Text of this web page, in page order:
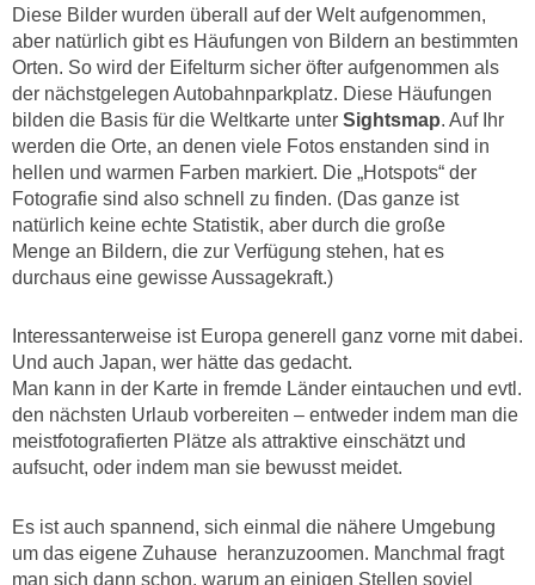
Diese Bilder wurden überall auf der Welt aufgenommen,
aber natürlich gibt es Häufungen von Bildern an bestimmten
Orten. So wird der Eifelturm sicher öfter aufgenommen als
der nächstgelegen Autobahnparkplatz. Diese Häufungen
bilden die Basis für die Weltkarte unter Sightsmap. Auf Ihr
werden die Orte, an denen viele Fotos enstanden sind in
hellen und warmen Farben markiert. Die „Hotspots“ der
Fotografie sind also schnell zu finden. (Das ganze ist
natürlich keine echte Statistik, aber durch die große
Menge an Bildern, die zur Verfügung stehen, hat es
durchaus eine gewisse Aussagekraft.)
Interessanterweise ist Europa generell ganz vorne mit dabei.
Und auch Japan, wer hätte das gedacht.
Man kann in der Karte in fremde Länder eintauchen und evtl.
den nächsten Urlaub vorbereiten – entweder indem man die
meistfotografierten Plätze als attraktive einschätzt und
aufsucht, oder indem man sie bewusst meidet.
Es ist auch spannend, sich einmal die nähere Umgebung
um das eigene Zuhause heranzuzoomen. Manchmal fragt
man sich dann schon, warum an einigen Stellen soviel